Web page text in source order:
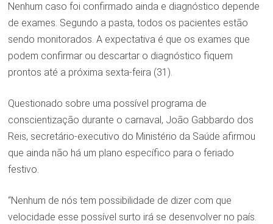
Nenhum caso foi confirmado ainda e diagnóstico depende
de exames. Segundo a pasta, todos os pacientes estão
sendo monitorados. A expectativa é que os exames que
podem confirmar ou descartar o diagnóstico fiquem
prontos até a próxima sexta-feira (31).
Questionado sobre uma possível programa de
conscientização durante o carnaval, João Gabbardo dos
Reis, secretário-executivo do Ministério da Saúde afirmou
que ainda não há um plano específico para o feriado
festivo.
“Nenhum de nós tem possibilidade de dizer com que
velocidade esse possível surto irá se desenvolver no país.